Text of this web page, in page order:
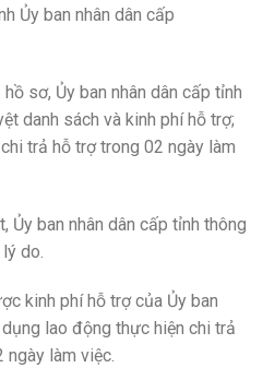
Ủy ban nhân dân cấp
sơ, Ủy ban nhân dân cấp tỉnh
danh sách và kinh phí hỗ trợ;
trả hỗ trợ trong 02 ngày làm
Ủy ban nhân dân cấp tỉnh thông
do.
kinh phí hỗ trợ của Ủy ban
lao động thực hiện chi trả
ngày làm việc.